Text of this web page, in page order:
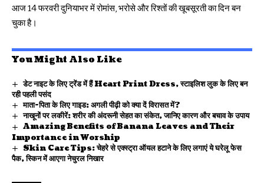
आज 14 फरवरी दुनियाभर में रोमांस, भरोसे और रिश्तों की खूबसूरती का दिन बन
चुका है।
You Might Also Like
डेट नाइट के लिए ट्रेंड में हैं Heart Print Dress, स्टाइलिश लुक के लिए बन
रही पहली पसंद
माता-पिता के लिए गाइड: अगली पीढ़ी को क्या दें विरासत में?
नाखूनों पर लकीरें: शरीर की अंदरूनी सेहत का संकेत, जानिए कारण और बचाव के उपाय
Amazing Benefits of Banana Leaves and Their
Importance in Worship
Skin Care Tips: चेहरे से एक्स्ट्रा ऑयल हटाने के लिए लगाएं ये घरेलू फेस
पैक, स्किन में आएगा नेचुरल निखार